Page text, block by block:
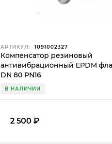
АРТИКУЛ: 1091002327
Компенсатор резиновый
антивибрационный EPDM
DN 80 PN16
В НАЛИЧИИ
2 500₽